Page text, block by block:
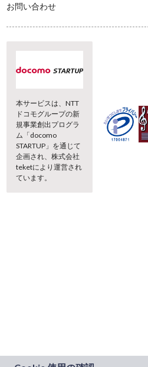
お問い合わせ
本サービスは、NTT
ドコモグループの新
規事業創出プログラ
ム「docomo
STARTUP」を通じて
企画され、株式会社
teketにより運営され
ています。